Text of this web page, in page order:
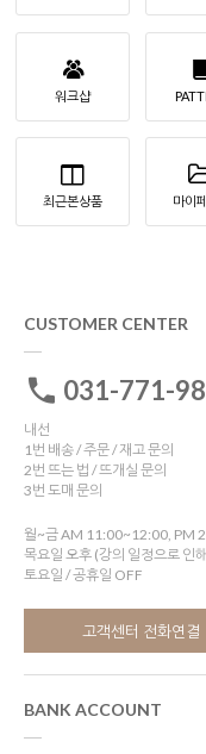
워크샵
최근본상품 마이
CUSTOMER CENTER
031-771-
내선
1번 배송 / 주문 / 재고 문의
2번 뜨는 법 / 뜨개실 문의
3번 도매 문의
월~금 AM 11:00~12:00, PM
목요일 오후 (강의 일정으로 인
토요일 / 공휴일 OFF
고객센터 전화연결
BANK ACCOUNT